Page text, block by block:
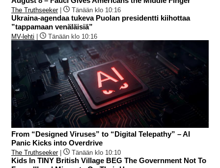
The Truthseeker| Tänään klo 10:16
Ukraina-agendaa tukeva Puolan presidentti kiihottaa
”tappamaan venäläisiä”
MV-lehti Tänään klo 10:16
From “Designed Viruses” to “Digital Telepathy” – AI
Panic Kicks into Overdrive
The Truthseeker| Tänään klo 10:10
Kids In TINY British Village BEG The Government Not To